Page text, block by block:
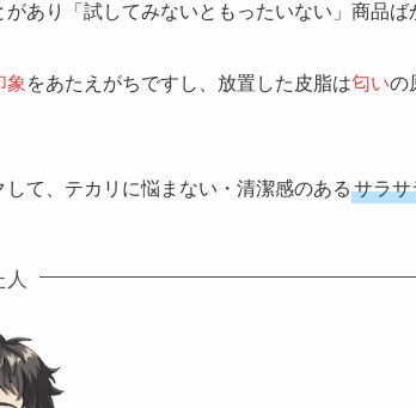
あり「試してみないともったいない」商品ば
象をあたえがちですし、放置した皮脂は匂いの
て、テカリに悩まない・清潔感のあるサラ